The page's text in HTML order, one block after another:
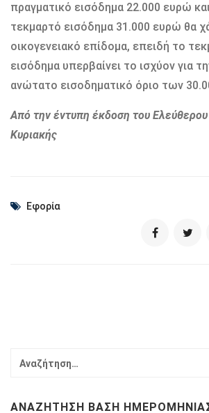
πραγματικό εισόδημα 22.000 ευρώ
τεκμαρτό εισόδημα 31.000 ευρώ θα
οικογενειακό επίδομα, επειδή το
εισόδημα υπερβαίνει το ισχύον για
ανώτατο εισοδηματικό όριο των
Από την έντυπη έκδοση του
Κυριακής
Εφορία
ΑΝΑΖΉΤΗΣΗ ΒΆΣΗ